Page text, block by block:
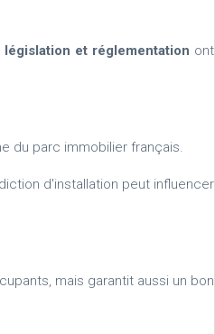
législation et réglementation ont
du parc immobilier français.
d'installation peut influencer
mais garantit aussi un bon